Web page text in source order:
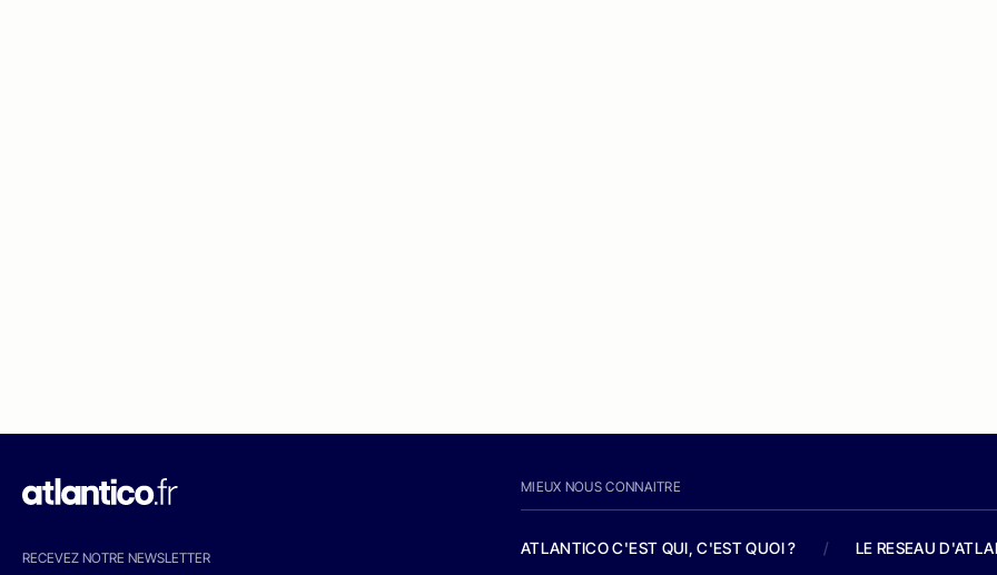
RECEVEZ NOTRE NEWSLETTER
MIEUX NOUS CONNAITRE
ATLANTICO C'EST QUI, C'EST QUOI ? / LE RESEAU